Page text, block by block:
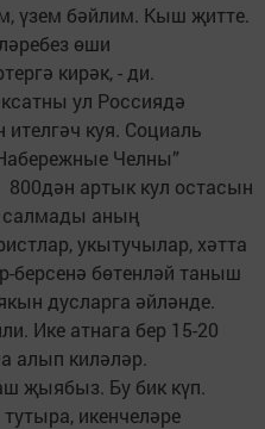
үзем бәйлим. Кыш җитте.
өши
кирәк, - ди.
ул Россиядә
куя. Социаль
Челны”
артык кул остасын
салмады аның
укытучылар, хәтта
берсенә бөтенләй таныш
дусларга әйләнде.
Ике атнага бер 15-20
алып киләләр.
җыябыз. Бу бик күп.
икенчеләре